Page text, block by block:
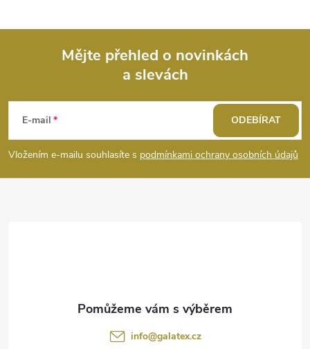
p
a
Mějte přehled o novinkách
a slevách
E-mail
Vložením e-mailu souhlasíte s podmínkami ochrany osobních údajů
ODEBÍRAT
info@galatex.cz